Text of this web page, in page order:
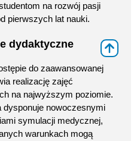
na rozwój pasji
pierwszych lat nauki.
dydaktyczne
do zaawansowanej
realizację zajęć
na najwyższym poziomie.
dysponuje nowoczesnymi
symulacji medycznej,
warunkach mogą